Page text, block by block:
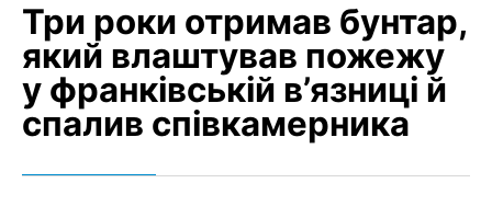
Три роки отримав бунтар,
який влаштував пожежу
у франківській в’язниці й
спалив співкамерника